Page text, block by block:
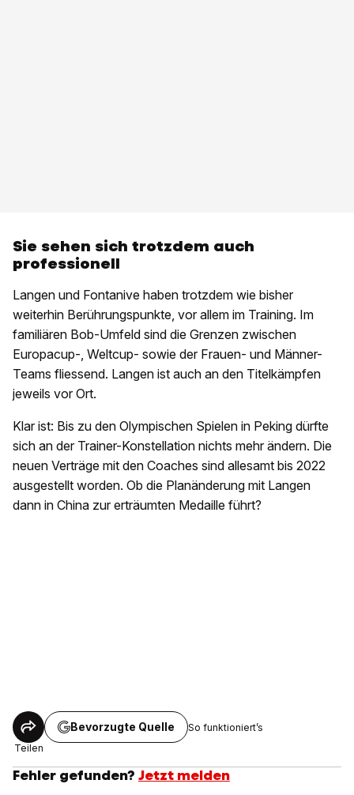
Sie sehen sich trotzdem auch
professionell
Langen und Fontanive haben trotzdem wie bisher
weiterhin Berührungspunkte, vor allem im Training. Im
familiären Bob-Umfeld sind die Grenzen zwischen
Europacup-, Weltcup- sowie der Frauen- und Männer-
Teams fliessend. Langen ist auch an den Titelkämpfen
jeweils vor Ort.
Klar ist: Bis zu den Olympischen Spielen in Peking dürfte
sich an der Trainer-Konstellation nichts mehr ändern. Die
neuen Verträge mit den Coaches sind allesamt bis 2022
ausgestellt worden. Ob die Planänderung mit Langen
dann in China zur erträumten Medaille führt?
Teilen
Bevorzugte Quelle So funktioniert’s
Fehler gefunden? Jetzt melden